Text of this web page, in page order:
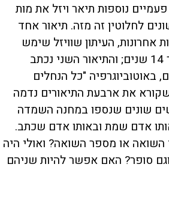
נוספות תיאר ויזל את מות
לחלוטין זה מזה. תיאור אחד
בידיעות אחרונות, העיתון שוויזל שימש
ככתב בכיר שלו במשך 14 שנים; והתיאור השני נכתב
"כל הנחלים
את ארבעת התיאורים נדמה
שונים שנספו במחנה השמדה
אדם שמת ובאותו אדם שכתב.
השואה או מספר השואה? ואולי היה
סופר? האם אפשר להיות שניהם